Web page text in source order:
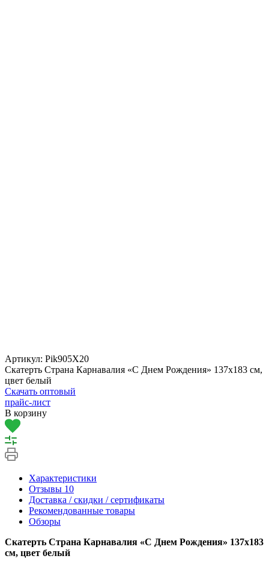
Артикул: Pik905X20
Скатерть Страна Карнавалия «С Днем Рождения» 137х183 см,
цвет белый
Скачать оптовый
прайс-лист
В корзину
Характеристики
Отзывы 10
Доставка / скидки / сертификаты
Рекомендованные товары
Обзоры
Скатерть Страна Карнавалия «С Днем Рождения» 137х183
см, цвет белый